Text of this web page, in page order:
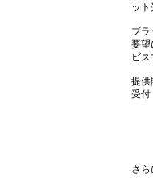
ッ
ブ
要望
ビ
提供
受付
さ